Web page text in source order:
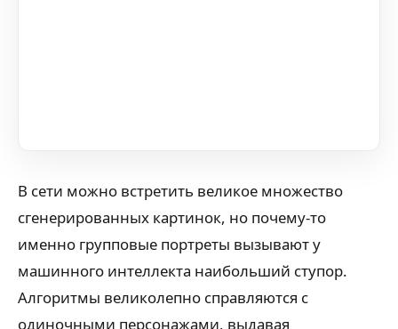
В сети можно встретить великое множество
сгенерированных картинок, но почему-то
именно групповые портреты вызывают у
машинного интеллекта наибольший ступор.
Алгоритмы великолепно справляются с
одиночными персонажами, выдавая